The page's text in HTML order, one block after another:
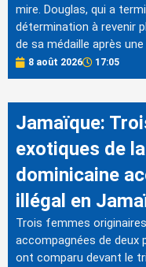
mire. Douglas, qui a
détermination à revenir
de sa médaille après une
8 août 2026 17:05
Jamaïque:
exotiques de
dominicaine
illégal en
Trois femmes
accompagnées de deux
ont comparu devant le